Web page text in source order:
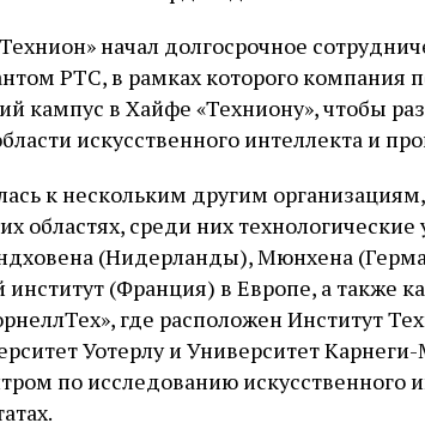
начал долгосрочное
PTC, в рамках которого компания
кампус в Хайфе «Техниону», чтобы
искусственного интеллекта и
к нескольким другим
областях, среди них
(Нидерланды), Мюнхена
институт (Франция) в Европе, а также
где расположен Институт
Уотерлу и Университет
по исследованию искусственного